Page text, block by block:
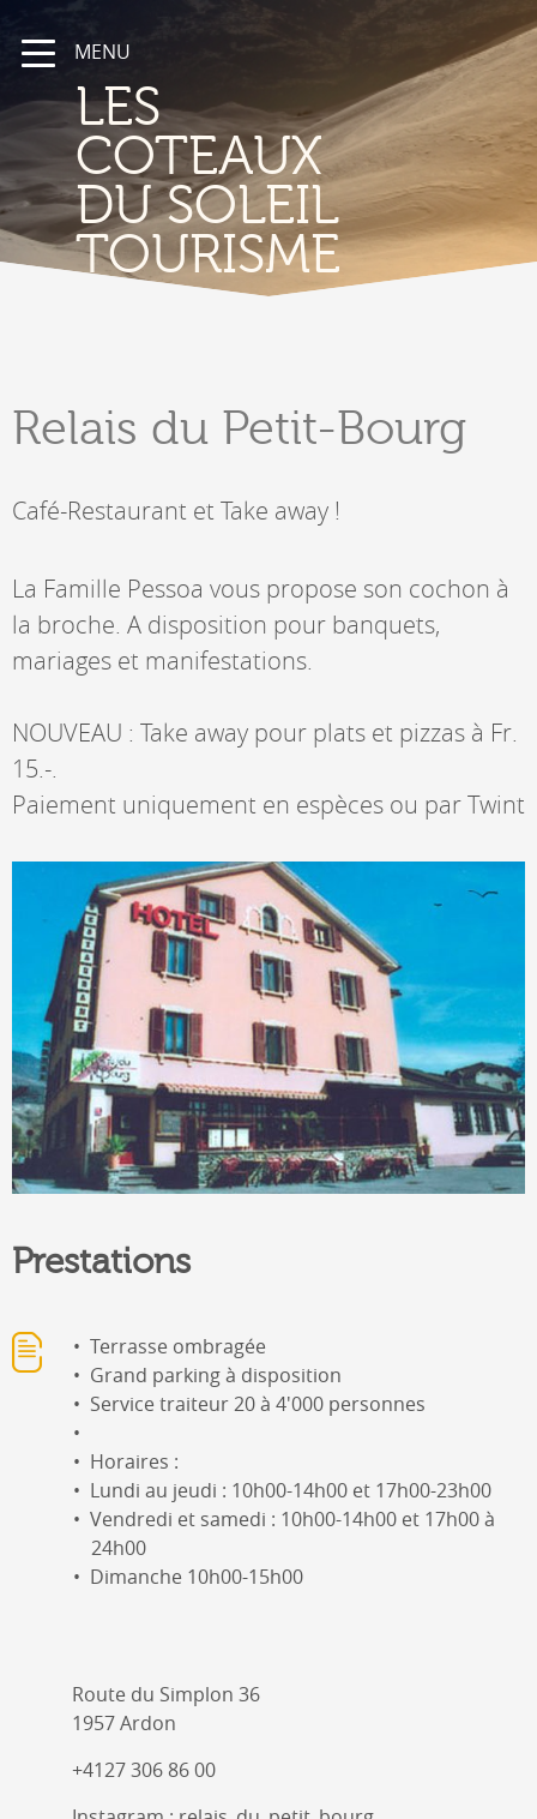
MENU
LES
COTEAUX
DU SOLEIL
TOURISME
Relais du Petit-Bourg
Café-Restaurant et Take away !
La Famille Pessoa vous propose son cochon à
la broche. A disposition pour banquets,
mariages et manifestations.
NOUVEAU : Take away pour plats et pizzas à Fr.
15.-.
Paiement uniquement en espèces ou par Twint
Prestations
Terrasse ombragée
Grand parking à disposition
Service traiteur 20 à 4'000 personnes
Horaires :
Lundi au jeudi : 10h00-14h00 et 17h00-23h00
Vendredi et samedi : 10h00-14h00 et 17h00 à
24h00
Dimanche 10h00-15h00
Route du Simplon 36
1957 Ardon
+4127 306 86 00